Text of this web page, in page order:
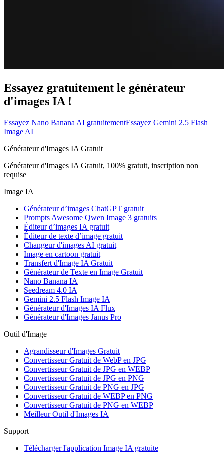
Essayez gratuitement le générateur
d'images IA !
Essayez Nano Banana AI gratuitementEssayez Gemini 2.5 Flash
Image AI
Générateur d'Images IA Gratuit
Générateur d'Images IA Gratuit, 100% gratuit, inscription non
requise
Image IA
Générateur d’images ChatGPT gratuit
Prompts Awesome Qwen Image 3 gratuits
Éditeur d’images IA gratuit
Éditeur de texte d’image gratuit
Changeur d'images AI gratuit
Image en cartoon gratuit
Transfert d'Image IA Gratuit
Générateur de Texte en Image Gratuit
Nano Banana IA
Seedream 4.0 IA
Gemini 2.5 Flash Image IA
Générateur d'Images IA Flux
Générateur d'Images Janus Pro
Outil d'Image
Agrandisseur d'Images Gratuit
Convertisseur Gratuit de WebP en JPG
Convertisseur Gratuit de JPG en WEBP
Convertisseur Gratuit de JPG en PNG
Convertisseur Gratuit de PNG en JPG
Convertisseur Gratuit de WEBP en PNG
Convertisseur Gratuit de PNG en WEBP
Meilleur Outil d'Images IA
Support
Télécharger l'application Image IA gratuite